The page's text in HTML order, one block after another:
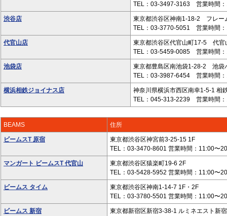
TEL：03-3497-3163 営業時間
渋谷店
東京都渋谷区神南1-18-2 フレー
TEL：03-3770-5051 営業時間
代官山店
東京都渋谷区代官山町17-5 代官
TEL：03-5459-0085 営業時間
池袋店
東京都豊島区南池袋1-28-2 池袋
TEL：03-3987-6454 営業時間
横浜相鉄ジョイナス店
神奈川県横浜市西区南幸1-5-1 相
TEL：045-313-2239 営業時間
BEAMS 住所
ビームスT 原宿
東京都渋谷区神宮前3-25-15 1F
TEL：03-3470-8601 営業時間：11:00〜
マンガート ビームスT 代官山
東京都渋谷区猿楽町19-6 2F
TEL：03-5428-5952 営業時間：11:00〜
ビームス タイム
東京都渋谷区神南1-14-7 1F・2F
TEL：03-3780-5501 営業時間：11:00〜
ビームス 新宿
東京都新宿区新宿3-38-1 ルミネエスト新